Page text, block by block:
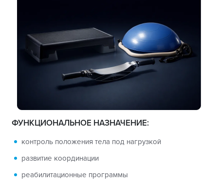
ФУНКЦИОНАЛЬНОЕ НАЗНАЧЕНИЕ:
контроль положения тела под нагрузкой
развитие координации
реабилитационные программы